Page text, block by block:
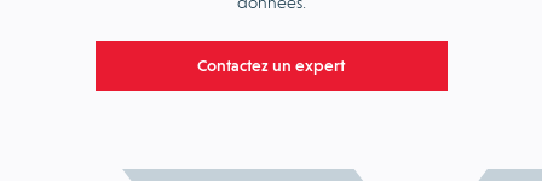
Contactez un expert